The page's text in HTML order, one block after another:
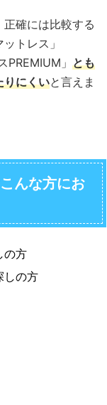
確には比較する
トレス」
PREMIUM」 とも
りにくいと言えま
んな方にお
の方
しの方